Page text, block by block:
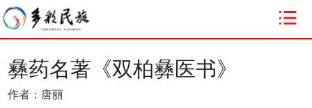
彝药名著《双柏彝医书》
作者：唐丽